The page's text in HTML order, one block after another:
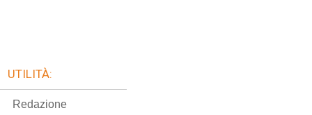
UTILITÀ:
Redazione